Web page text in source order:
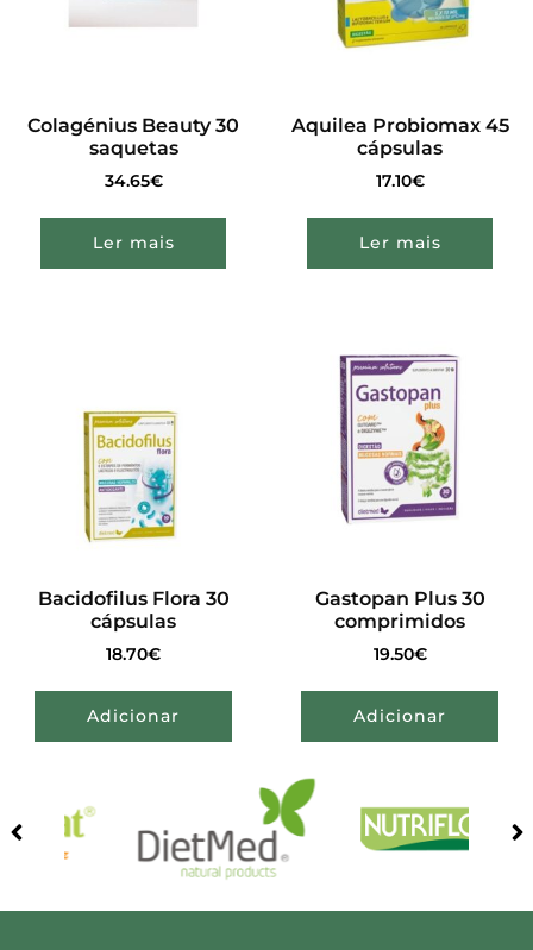
Colagénius Beauty 30
saquetas
34.65€
Ler mais
Aquilea Probiomax 45
cápsulas
17.10€
Ler mais
Bacidofilus Flora 30
cápsulas
18.70€
Adicionar
Gastopan Plus 30
comprimidos
19.50€
Adicionar